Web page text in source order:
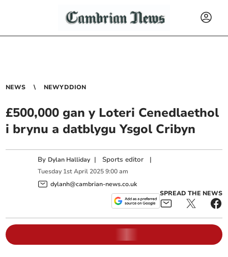
NEWS NEWYDDION
£500,000 gan y Loteri Cenedlaethol
i brynu a datblygu Ysgol Cribyn
By Dylan Halliday | Sports editor |
Tuesday 1st April 2025 9:00 am
dylanh@cambrian-news.co.uk
SPREAD THE NEWS